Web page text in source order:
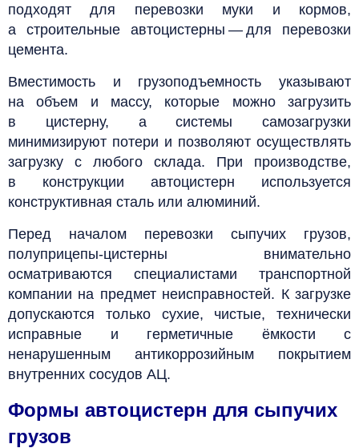
подходят для перевозки муки и кормов,
а строительные автоцистерны — для перевозки
цемента.
Вместимость и грузоподъемность указывают
на объем и массу, которые можно загрузить
в цистерну, а системы самозагрузки
минимизируют потери и позволяют осуществлять
загрузку с любого склада. При производстве,
в конструкции автоцистерн используется
конструктивная сталь или алюминий.
Перед началом перевозки сыпучих грузов,
полуприцепы-цистерны внимательно
осматриваются специалистами транспортной
компании на предмет неисправностей. К загрузке
допускаются только сухие, чистые, технически
исправные и герметичные ёмкости с
ненарушенным антикоррозийным покрытием
внутренних сосудов АЦ.
Формы автоцистерн для сыпучих
грузов